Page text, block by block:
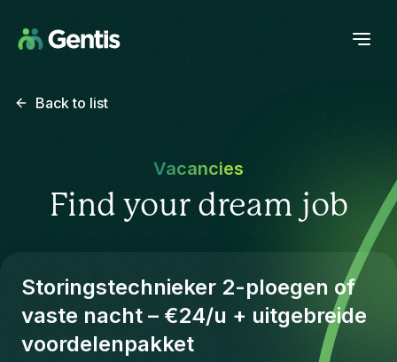
Back to list
Vacancies
Find your dream job
Storingstechnieker 2-ploegen of
vaste nacht – €24/u + uitgebreide
voordelenpakket